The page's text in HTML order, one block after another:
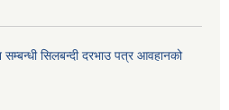
सिलबन्दी दरभाउ पत्र आवहानको